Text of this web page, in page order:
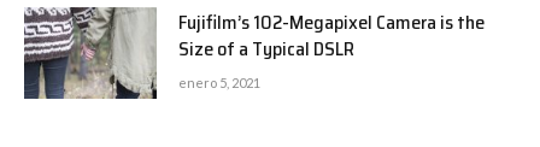
Fujifilm’s 102-Megapixel Camera is the
Size of a Typical DSLR
enero 5, 2021